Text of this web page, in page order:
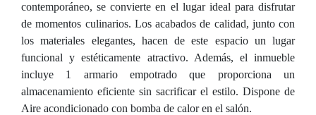
contemporáneo, se convierte en el lugar ideal para disfrutar
de momentos culinarios. Los acabados de calidad, junto con
los materiales elegantes, hacen de este espacio un lugar
funcional y estéticamente atractivo. Además, el inmueble
incluye 1 armario empotrado que proporciona un
almacenamiento eficiente sin sacrificar el estilo. Dispone de
Aire acondicionado con bomba de calor en el salón.